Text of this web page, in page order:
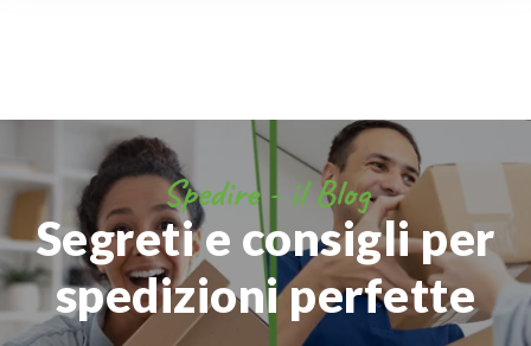
Spedire - il Blog
Segreti e consigli per
spedizioni perfette